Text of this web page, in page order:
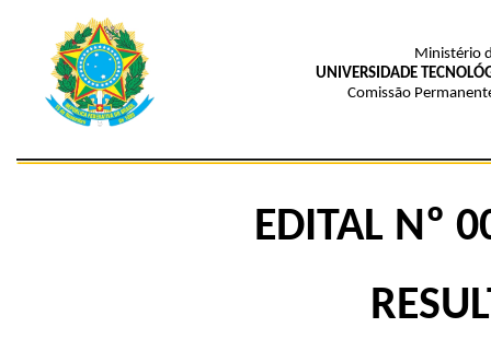
Ministério
UNIVERSIDADE
Comissão
EDITAL Nº